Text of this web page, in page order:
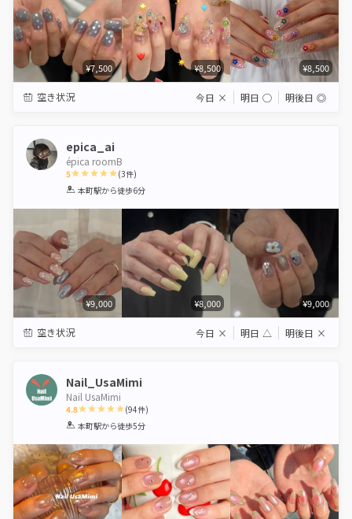
¥7,500 ¥8,500 ¥8,500
空き状況 今日 × 明日 ◯ 明後日 ◎
epica_ai
épica roomB
5
1 2 3 4 5
(3件)
本町駅から徒歩6分
¥9,000 ¥8,000 ¥9,000
空き状況 今日 × 明日 △ 明後日 ×
Nail_UsaMimi
Nail UsaMimi
4.8
1 2 3 4 5
(94件)
本町駅から徒歩5分